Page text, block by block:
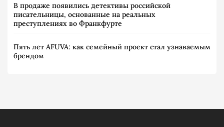
В продаже появились детективы российской
писательницы, основанные на реальных
преступлениях во Франкфурте
Пять лет AFUVA: как семейный проект стал узнаваемым
брендом